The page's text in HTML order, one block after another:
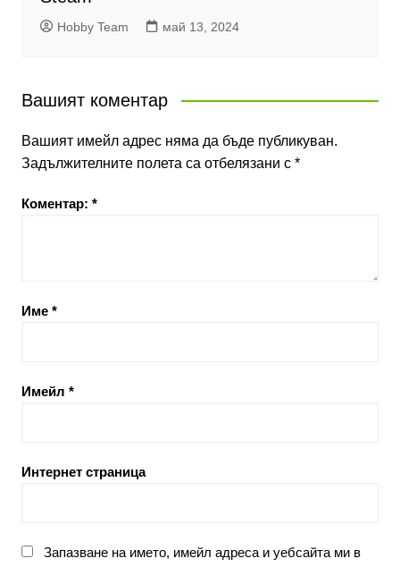
Hobby Team май 13, 2024
Вашият коментар
Вашият имейл адрес няма да бъде публикуван.
Задължителните полета са отбелязани с *
Коментар: *
Име *
Имейл *
Интернет страница
Запазване на името, имейл адреса и уебсайта ми в